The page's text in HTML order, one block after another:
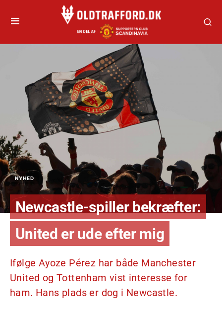
NYHED
Newcastle-spiller bekræfter:
United er ude efter mig
Ifølge Ayoze Pérez har både Manchester
United og Tottenham vist interesse for
ham. Hans plads er dog i Newcastle.